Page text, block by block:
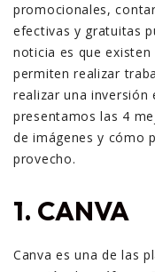
promocionales,
efectivas y gratuitas
noticia es que existen
permiten realizar
realizar una inversión
presentamos las 4
de imágenes y cómo
provecho.
1. CANVA
Canva es una de las